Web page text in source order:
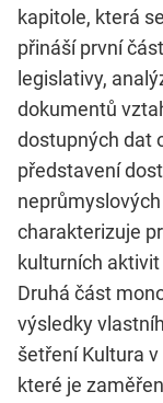
kapitole, která
přináší první
legislativy,
dokumentů
dostupných dat
představení
charakterizuje
kulturních
Druhá část
výsledky
šetření Kultura
které je